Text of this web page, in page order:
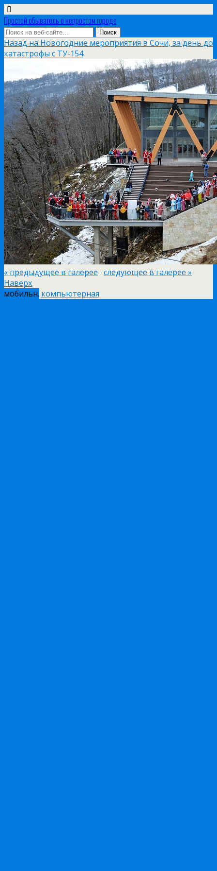
Простой обыватель о непростом городе
Назад на Новогодние мероприятия в Сочи, за день до
катастрофы с ТУ-154
« предыдущее в галерее следующее в галерее »
Наверх
мобильн. компьютерная